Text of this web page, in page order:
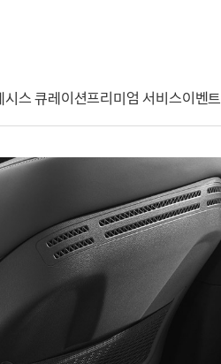
시스 큐레이션프리미엄 서비스이벤트